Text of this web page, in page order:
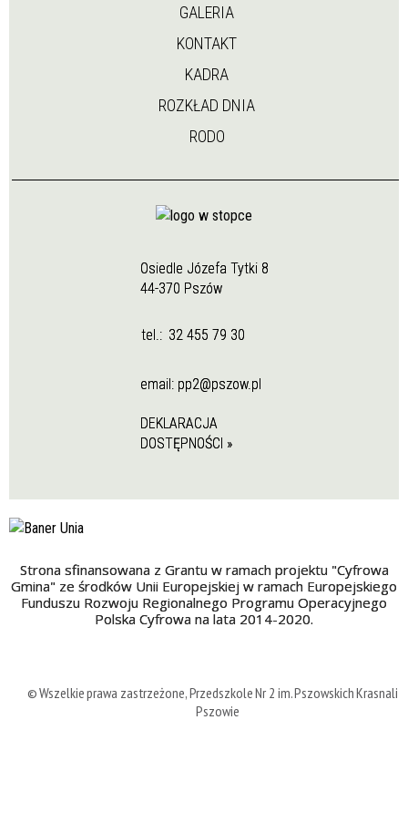
GALERIA
KONTAKT
KADRA
ROZKŁAD DNIA
RODO
Osiedle Józefa Tytki 8
44-370 Pszów
tel.: 32 455 79 30
email: pp2@pszow.pl
DEKLARACJA
DOSTĘPNOŚCI »
Strona sfinansowana z Grantu w ramach projektu "Cyfrowa
Gmina" ze środków Unii Europejskiej w ramach Europejskiego
Funduszu Rozwoju Regionalnego Programu Operacyjnego
Polska Cyfrowa na lata 2014-2020.
© Wszelkie prawa zastrzeżone, Przedszkole Nr 2 im. Pszowskich Krasnali w
Pszowie